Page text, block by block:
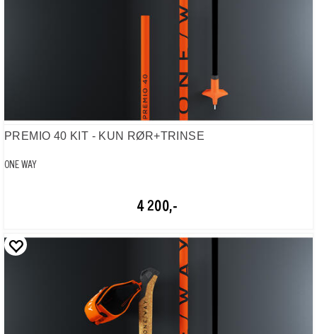
PREMIO 40 KIT - KUN RØR+TRINSE
ONE WAY
4 200,-